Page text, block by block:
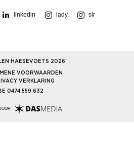
linkedin lady sir
HAESEVOETS 2026
VOORWAARDEN
VERKLARING
0474.559.632